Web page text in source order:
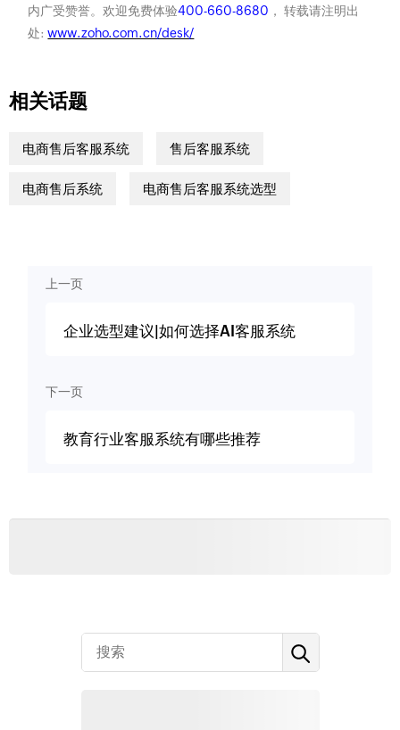
内广受赞誉。欢迎免费体验400-660-8680 ， 转载请注明出
处:www.zoho.com.cn/desk/
相关话题
电商售后客服系统 售后客服系统
电商售后系统 电商售后客服系统选型
上一页
企业选型建议|如何选择AI客服系统
下一页
教育行业客服系统有哪些推荐